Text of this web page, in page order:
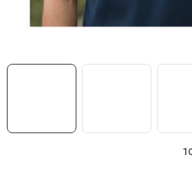
Obchodní podmínky
Zásady zpracování ochrany osobních